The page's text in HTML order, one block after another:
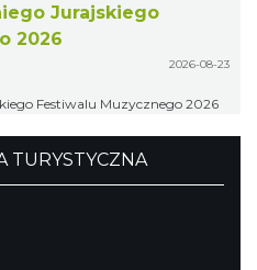
Jurajskiego
2026
2026-08-23
Festiwalu Muzycznego 2026
TURYSTYCZNA